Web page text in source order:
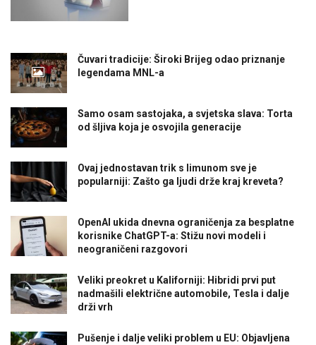
Čuvari tradicije: Široki Brijeg odao priznanje
legendama MNL-a
Samo osam sastojaka, a svjetska slava: Torta
od šljiva koja je osvojila generacije
Ovaj jednostavan trik s limunom sve je
popularniji: Zašto ga ljudi drže kraj kreveta?
OpenAI ukida dnevna ograničenja za besplatne
korisnike ChatGPT-a: Stižu novi modeli i
neograničeni razgovori
Veliki preokret u Kaliforniji: Hibridi prvi put
nadmašili električne automobile, Tesla i dalje
drži vrh
Pušenje i dalje veliki problem u EU: Objavljena